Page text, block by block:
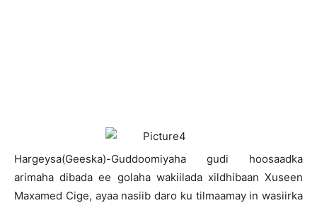
Hargeysa(Geeska)-Guddoomiyaha gudi hoosaadka
arimaha dibada ee golaha wakiilada xildhibaan Xuseen
Maxamed Cige, ayaa nasiib daro ku tilmaamay in wasiirka